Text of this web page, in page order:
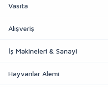
Vasıta
Alışveriş
İş Makineleri & Sanayi
Hayvanlar Alemi